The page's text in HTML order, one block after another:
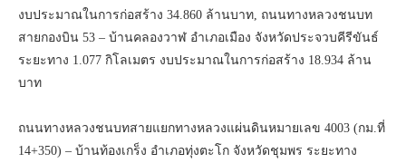
งบประมาณในการก่อสร้าง 34.860 ล้านบาท, ถนนทางหลวงชนบท
สายกองบิน 53 – บ้านคลองวาฬ อำเภอเมือง จังหวัดประจวบคีรีขันธ์
ระยะทาง 1.077 กิโลเมตร งบประมาณในการก่อสร้าง 18.934 ล้าน
บาท
ถนนทางหลวงชนบทสายแยกทางหลวงแผ่นดินหมายเลข 4003 (กม.ที่
14+350) – บ้านท้องเกร็ง อำเภอทุ่งตะโก จังหวัดชุมพร ระยะทาง